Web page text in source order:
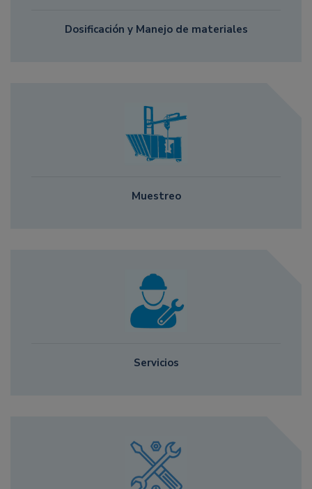
Dosificación y Manejo de materiales
Muestreo
Servicios